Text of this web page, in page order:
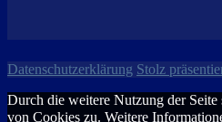
Datenschutzerklärung Stolz
Durch die weitere Nutzung der
von Cookies zu. Weitere